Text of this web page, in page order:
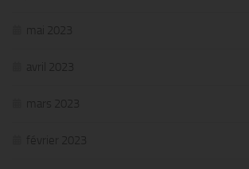
mai 2023
avril 2023
mars 2023
février 2023